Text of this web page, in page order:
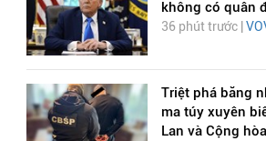
không có quân
36 phút trước |
Triệt phá băng
ma túy xuyên
Lan và Cộng